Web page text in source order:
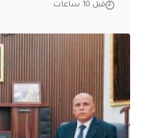
قبل 10 ساعات